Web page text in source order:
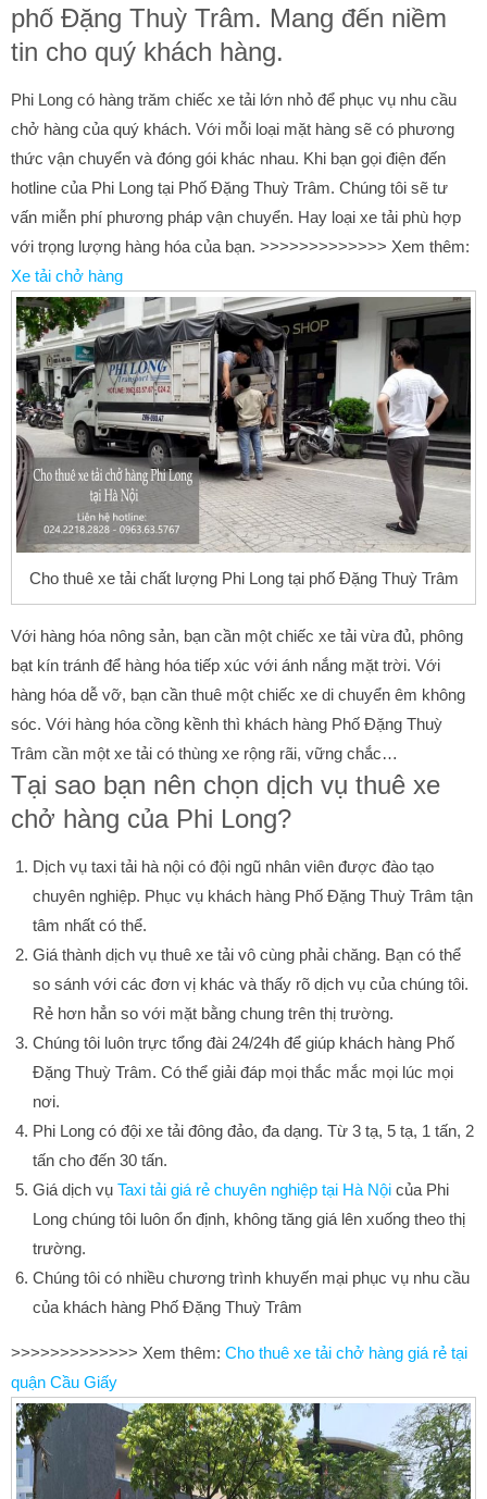
phố Đặng Thuỳ Trâm. Mang đến niềm
tin cho quý khách hàng.
Phi Long có hàng trăm chiếc xe tải lớn nhỏ để phục vụ nhu cầu
chở hàng của quý khách. Với mỗi loại mặt hàng sẽ có phương
thức vận chuyển và đóng gói khác nhau. Khi bạn gọi điện đến
hotline của Phi Long tại Phố Đặng Thuỳ Trâm. Chúng tôi sẽ tư
vấn miễn phí phương pháp vận chuyển. Hay loại xe tải phù hợp
với trọng lượng hàng hóa của bạn. >>>>>>>>>>>>> Xem thêm:
Xe tải chở hàng
Cho thuê xe tải chất lượng Phi Long tại phố Đặng Thuỳ Trâm
Với hàng hóa nông sản, bạn cần một chiếc xe tải vừa đủ, phông
bạt kín tránh để hàng hóa tiếp xúc với ánh nắng mặt trời. Với
hàng hóa dễ vỡ, bạn cần thuê một chiếc xe di chuyển êm không
sóc. Với hàng hóa cồng kềnh thì khách hàng Phố Đặng Thuỳ
Trâm cần một xe tải có thùng xe rộng rãi, vững chắc…
Tại sao bạn nên chọn dịch vụ thuê xe
chở hàng của Phi Long?
Dịch vụ taxi tải hà nội có đội ngũ nhân viên được đào tạo
chuyên nghiệp. Phục vụ khách hàng Phố Đặng Thuỳ Trâm tận
tâm nhất có thể.
Giá thành dịch vụ thuê xe tải vô cùng phải chăng. Bạn có thể
so sánh với các đơn vị khác và thấy rõ dịch vụ của chúng tôi.
Rẻ hơn hẳn so với mặt bằng chung trên thị trường.
Chúng tôi luôn trực tổng đài 24/24h để giúp khách hàng Phố
Đặng Thuỳ Trâm. Có thể giải đáp mọi thắc mắc mọi lúc mọi
nơi.
Phi Long có đội xe tải đông đảo, đa dạng. Từ 3 tạ, 5 tạ, 1 tấn, 2
tấn cho đến 30 tấn.
Giá dịch vụ Taxi tải giá rẻ chuyên nghiệp tại Hà Nội của Phi
Long chúng tôi luôn ổn định, không tăng giá lên xuống theo thị
trường.
Chúng tôi có nhiều chương trình khuyến mại phục vụ nhu cầu
của khách hàng Phố Đặng Thuỳ Trâm
>>>>>>>>>>>>> Xem thêm: Cho thuê xe tải chở hàng giá rẻ tại
quận Cầu Giấy